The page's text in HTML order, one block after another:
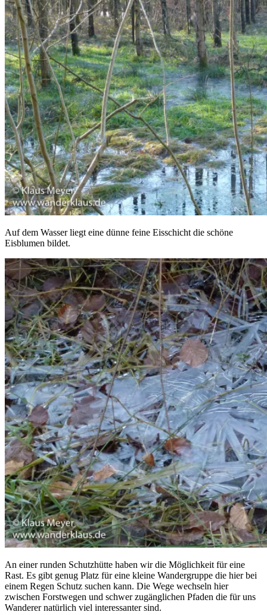
Auf dem Wasser liegt eine dünne feine Eisschicht die schöne
Eisblumen bildet.
An einer runden Schutzhütte haben wir die Möglichkeit für eine
Rast. Es gibt genug Platz für eine kleine Wandergruppe die hier bei
einem Regen Schutz suchen kann. Die Wege wechseln hier
zwischen Forstwegen und schwer zugänglichen Pfaden die für uns
Wanderer natürlich viel interessanter sind.